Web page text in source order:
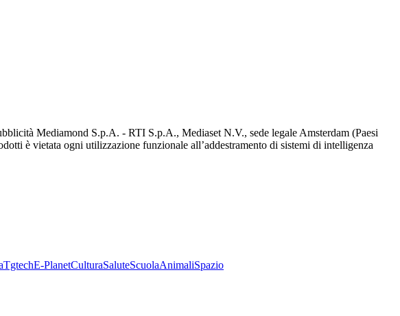
Mediamond S.p.A. - RTI S.p.A., Mediaset N.V., sede legale Amsterdam (Paesi
è vietata ogni utilizzazione funzionale all’addestramento di sistemi di intelligenza
TgtechE-PlanetCulturaSaluteScuolaAnimaliSpazio